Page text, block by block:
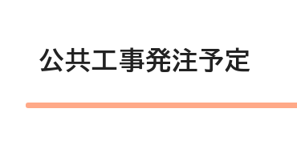
公共工事発注予定